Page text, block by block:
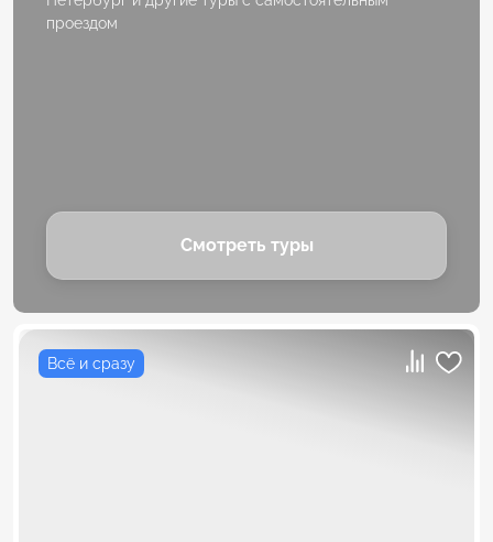
проездом
Смотреть туры
Всё и сразу